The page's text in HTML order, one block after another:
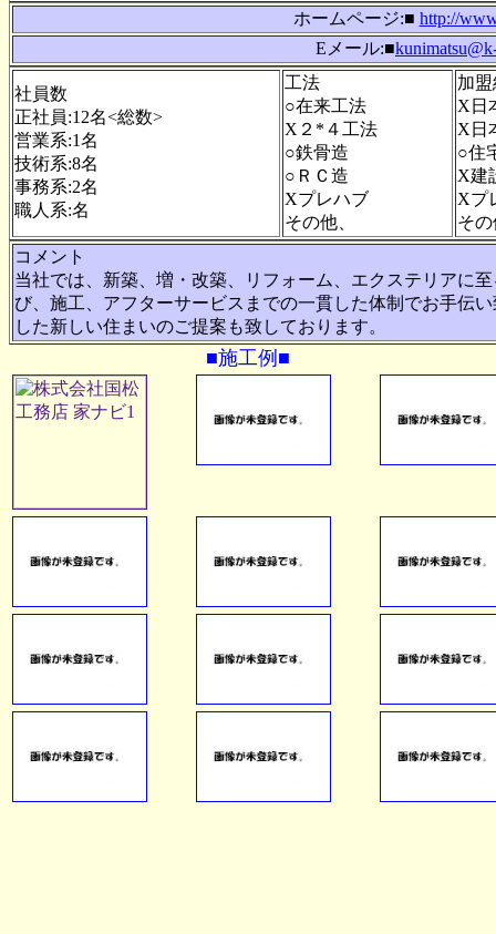
ホームページ:■ http://
Eメール:■
社員数
正社員:12名<総数>
営業系:1名
技術系:8名
事務系:2名
職人系:名
工法
○在来工法
X２*４工法
○鉄骨造
○ＲＣ造
Xプレハブ
その他、
加
X日
X日
○住
X建
Xプ
そ
コメント
当社では、新築、増・改築、リフォーム、エクステリアに
び、施工、アフターサービスまでの一貫した体制でお手伝
した新しい住まいのご提案も致しております。
■施工例■